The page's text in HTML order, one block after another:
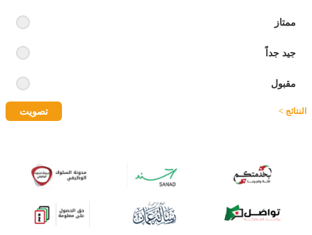
ممتاز
جيد جداً
مقبول
تصويت النتائج >